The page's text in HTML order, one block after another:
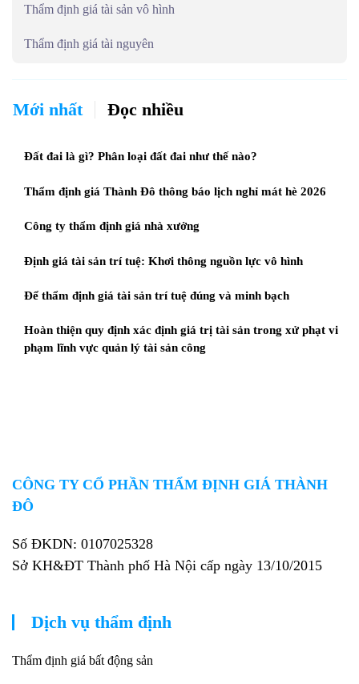
Thẩm định giá tài sản vô hình
Thẩm định giá tài nguyên
Mới nhất Đọc nhiều
Đất đai là gì? Phân loại đất đai như thế nào?
Thẩm định giá Thành Đô thông báo lịch nghỉ mát hè 2026
Công ty thẩm định giá nhà xưởng
Định giá tài sản trí tuệ: Khơi thông nguồn lực vô hình
Để thẩm định giá tài sản trí tuệ đúng và minh bạch
Hoàn thiện quy định xác định giá trị tài sản trong xử phạt vi
phạm lĩnh vực quản lý tài sản công
CÔNG TY CỔ PHẦN THẨM ĐỊNH GIÁ THÀNH
ĐÔ
Số ĐKDN: 0107025328
Sở KH&ĐT Thành phố Hà Nội cấp ngày 13/10/2015
Dịch vụ thẩm định
Thẩm định giá bất động sản